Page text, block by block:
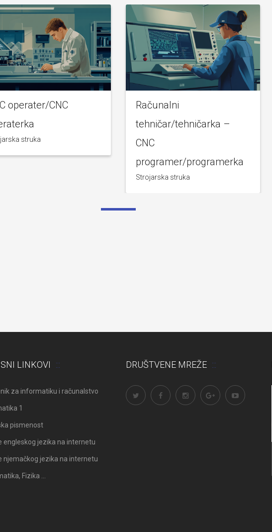
operater/CNC
struka
Računalni
tehničar/tehničarka –
CNC
programer/programerka
Strojarska struka
LINKOVI
za informatiku i računalstvo
1
pismenost
engleskog jezika na internetu
njemačkog jezika na internetu
Fizika …
DRUŠTVENE MREŽE
učionicama